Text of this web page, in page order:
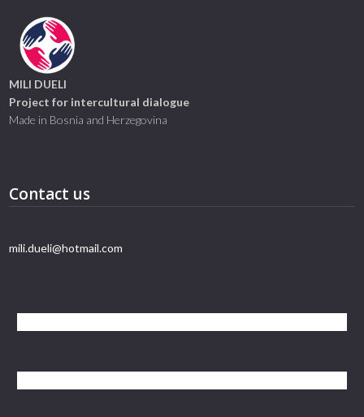
MILI DUELI
Project for intercultural dialogue
Made in Bosnia and Herzegovina
Contact us
mili.dueli@hotmail.com